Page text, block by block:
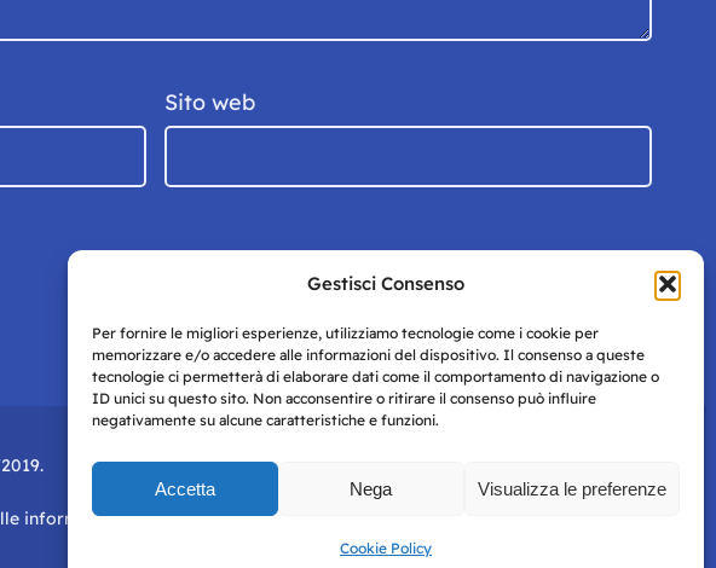
Gestisci Consenso
Per fornire le migliori esperienze, utilizziamo tecnologie come i cookie per
memorizzare e/o accedere alle informazioni del dispositivo. Il consenso a queste
tecnologie ci permetterà di elaborare dati come il comportamento di navigazione o
ID unici su questo sito. Non acconsentire o ritirare il consenso può influire
negativamente su alcune caratteristiche e funzioni.
Accetta Nega Visualizza le preferenze
Cookie Policy
Sito web
informazioni in questo Policy